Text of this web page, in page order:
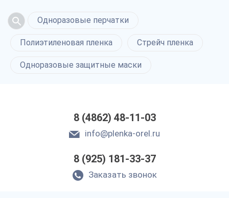
Одноразовые перчатки
Полиэтиленовая пленка Стрейч пленка
Одноразовые защитные маски
8 (4862) 48-11-03
info@plenka-orel.ru
8 (925) 181-33-37
Заказать звонок